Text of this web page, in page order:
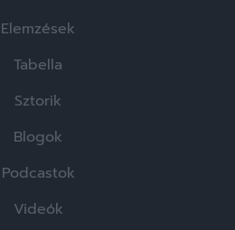
Elemzések
Tabella
Sztorik
Blogok
Podcastok
Videók